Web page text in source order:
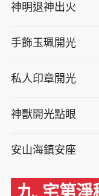
神明退神出火
手飾玉珮開光
私人印章開光
神獸開光點眼
安山海鎮安座